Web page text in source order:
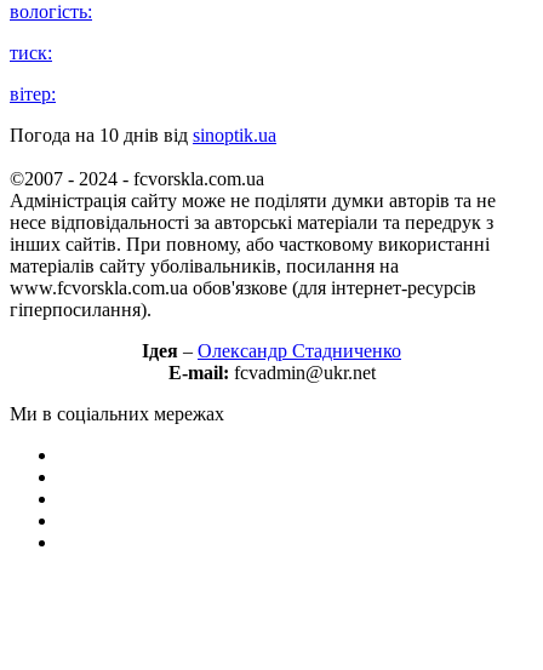
вологість:
тиск:
вітер:
Погода на 10 днів від sinoptik.ua
©2007 - 2024 - fcvorskla.com.ua
Адміністрація сайту може не поділяти думки авторів та не
несе відповідальності за авторські матеріали та передрук з
інших сайтів. При повному, або частковому використанні
матеріалів сайту уболівальників, посилання на
www.fcvorskla.com.ua обов'язкове (для інтернет-ресурсів
гіперпосилання).
Ідея – Олександр Стадниченко
E-mail: fcvadmin@ukr.net
Ми в соціальних мережах